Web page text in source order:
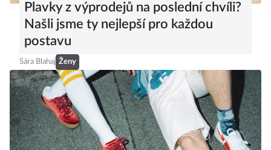
Plavky z výprodejů na poslední chvíli?
Našli jsme ty nejlepší pro každou
postavu
Sára Blahaj Ženy